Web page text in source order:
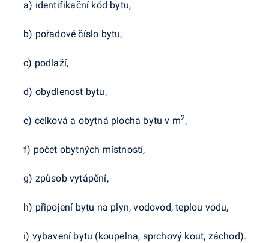
a) identifikační kód bytu,
b) pořadové číslo bytu,
c) podlaží,
d) obydlenost bytu,
e) celková a obytná plocha bytu v m2,
f) počet obytných místností,
g) způsob vytápění,
h) připojení bytu na plyn, vodovod, teplou vodu,
i) vybavení bytu (koupelna, sprchový kout, záchod).